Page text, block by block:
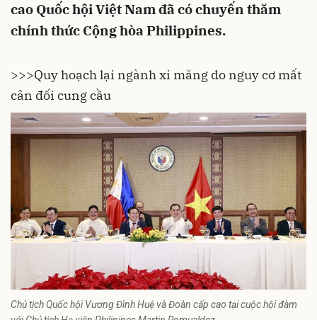
cao Quốc hội Việt Nam đã có chuyến thăm
chính thức Cộng hòa Philippines.
>>>Quy hoạch lại ngành xi măng do nguy cơ mất
cân đối cung cầu
Chủ tịch Quốc hội Vương Đình Huệ và Đoàn cấp cao tại cuộc hội đàm